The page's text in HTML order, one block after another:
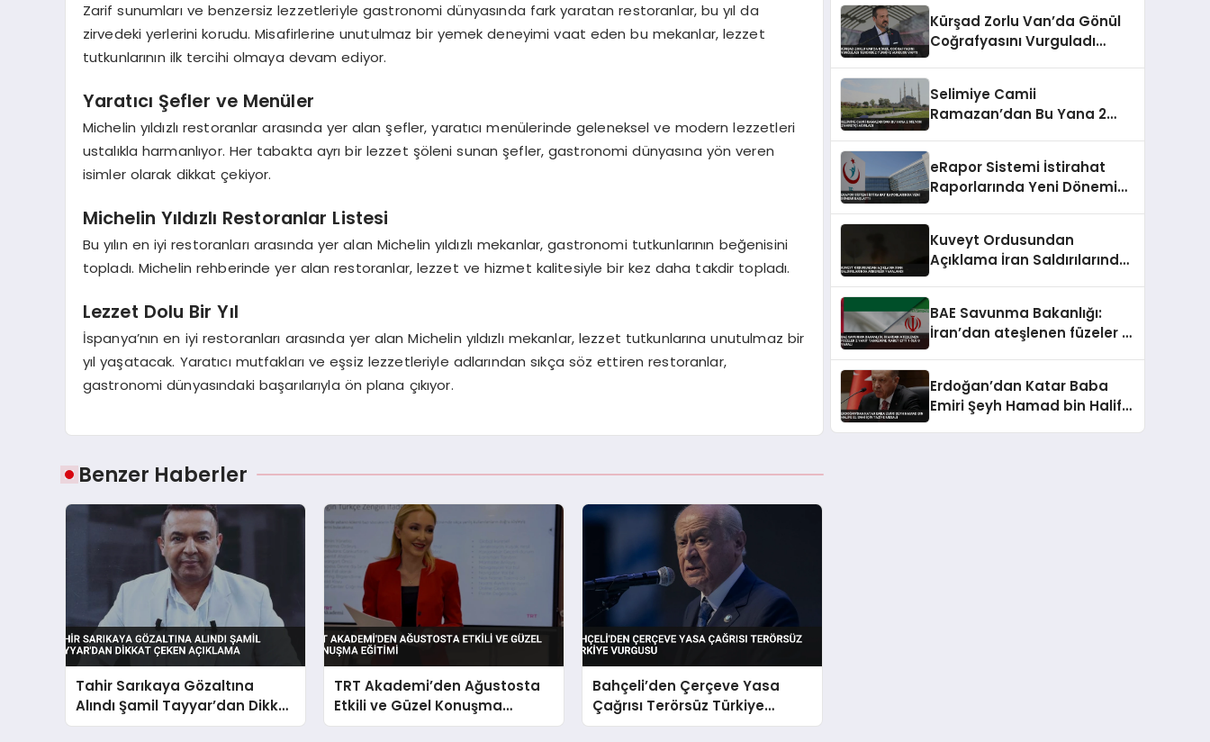
Zarif sunumları ve benzersiz lezzetleriyle gastronomi dünyasında fark yaratan restoranlar, bu yıl da
zirvedeki yerlerini korudu. Misafirlerine unutulmaz bir yemek deneyimi vaat eden bu mekanlar, lezzet
tutkunlarının ilk tercihi olmaya devam ediyor.
Yaratıcı Şefler ve Menüler
Michelin yıldızlı restoranlar arasında yer alan şefler, yaratıcı menülerinde geleneksel ve modern lezzetleri
ustalıkla harmanlıyor. Her tabakta ayrı bir lezzet şöleni sunan şefler, gastronomi dünyasına yön veren
isimler olarak dikkat çekiyor.
Michelin Yıldızlı Restoranlar Listesi
Bu yılın en iyi restoranları arasında yer alan Michelin yıldızlı mekanlar, gastronomi tutkunlarının beğenisini
topladı. Michelin rehberinde yer alan restoranlar, lezzet ve hizmet kalitesiyle bir kez daha takdir topladı.
Lezzet Dolu Bir Yıl
İspanya’nın en iyi restoranları arasında yer alan Michelin yıldızlı mekanlar, lezzet tutkunlarına unutulmaz bir
yıl yaşatacak. Yaratıcı mutfakları ve eşsiz lezzetleriyle adlarından sıkça söz ettiren restoranlar,
gastronomi dünyasındaki başarılarıyla ön plana çıkıyor.
Benzer Haberler
Tahir Sarıkaya Gözaltına
Alındı Şamil Tayyar’dan Dikkat
Çeken Açıklama
TRT Akademi’den Ağustosta
Etkili ve Güzel Konuşma
Eğitimi
Bahçeli’den Çerçeve Yasa
Çağrısı Terörsüz Türkiye
Vurgusu
Kürşad Zorlu Van’da Gönül
Coğrafyasını Vurguladı
Selimiye Camii
Ramazan’dan Bu Yana 2
eRapor Sistemi İstirahat
Raporlarında Yeni Dönemi
Kuveyt Ordusundan
Açıklama İran Saldırılarında
BAE Savunma Bakanlığı:
İran’dan ateşlenen füzeler 2
Erdoğan’dan Katar Baba
Emiri Şeyh Hamad bin Halife